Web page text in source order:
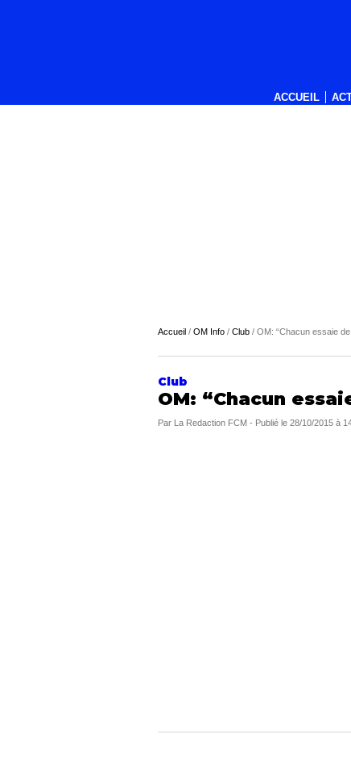
ACCUEIL
Accueil / OM Info / Club / OM: “Chacun essaie
Club
OM: “Chacun
Par La Redaction FCM - Publié le 28/10/2015 à